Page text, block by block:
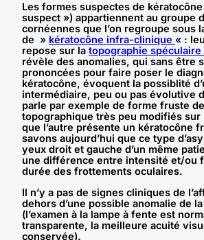
Les formes suspectes de
suspect ») appartiennent au groupe
cornéennes que l’on regroupe sous
de » kératocône infra-clinique « :
repose sur la topographie spéculaire
révèle des anomalies, qui sans être
prononcées pour faire poser le
kératocône, évoquent la possiblité
intermédiaire, peu ou pas évolutive
parle par exemple de forme fruste
topographique très peu modifiés sur
que l’autre présente un kératocône
savons aujourd’hui que ce type
yeux droit et gauche d’un même
une différence entre intensité et/ou
durée des frottements oculaires.
Il n’y a pas de signes cliniques de
dehors d’une possible anomalie de
(l’examen à la lampe à fente est
transparente, la meilleure acuité
conservée).